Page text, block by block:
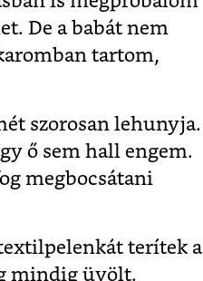
De a babát nem
tartom,
szorosan lehunyja.
ő sem hall engem.
megbocsátani
terítek a
mindig üvölt.